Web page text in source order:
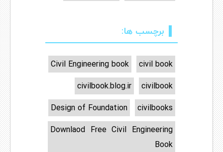
برچسب ها:
civil book
Civil Engineering book
civilbook
civilbook.blog.ir
civilbooks
Design of Foundation
Downlaod Free Civil Engineering
Book